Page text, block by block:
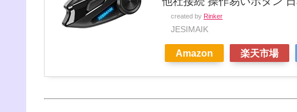
created by Rinker
JESIMAIK
Amazon 楽天市場